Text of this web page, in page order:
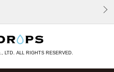
LTD. ALL RIGHTS RESERVED.